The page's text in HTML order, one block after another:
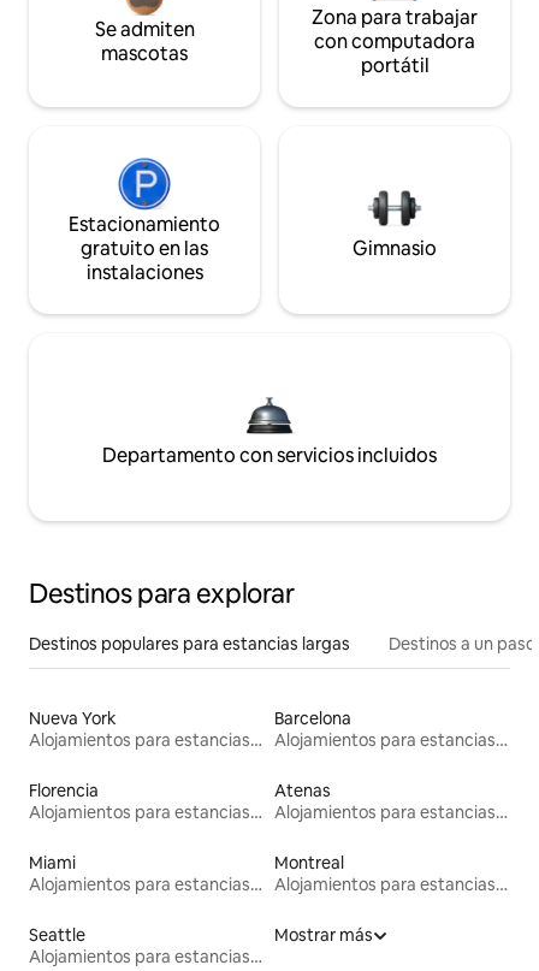
Se admiten
mascotas
Zona para trabajar
con computadora
portátil
Estacionamiento
gratuito en las
instalaciones
Gimnasio
Departamento con servicios incluidos
Destinos para explorar
Destinos populares para estancias largas Destinos a un
Nueva York
Alojamientos para estancias largas
Barcelona
Alojamientos para estancias largas
Florencia
Alojamientos para estancias largas
Atenas
Alojamientos para estancias largas
Miami
Alojamientos para estancias largas
Montreal
Alojamientos para estancias largas
Seattle
Alojamientos para estancias largas
Mostrar más